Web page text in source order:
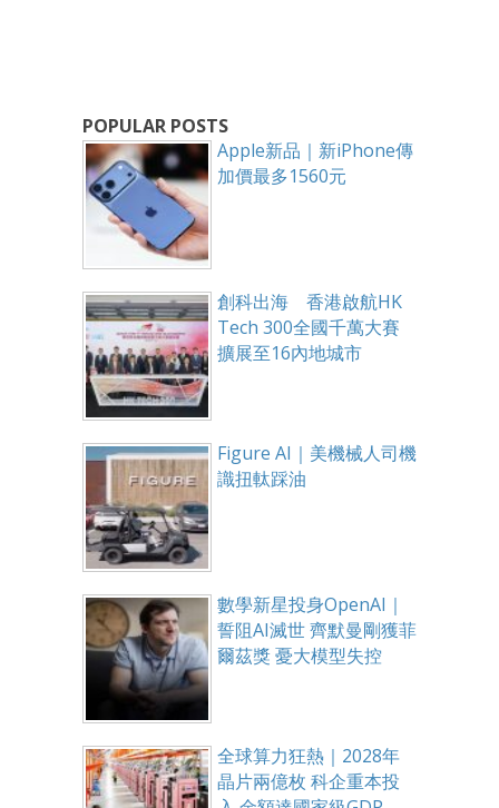
POPULAR POSTS
Apple新品｜新iPhone傳
加價最多1560元
創科出海 香港啟航HK
Tech 300全國千萬大賽
擴展至16內地城市
Figure AI｜美機械人司機
識扭軚踩油
數學新星投身OpenAI｜
誓阻AI滅世 齊默曼剛獲菲
爾茲獎 憂大模型失控
全球算力狂熱｜2028年
晶片兩億枚 科企重本投